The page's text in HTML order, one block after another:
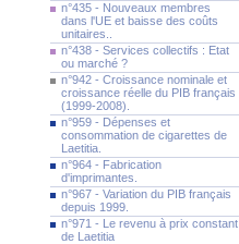
n°435 - Nouveaux membres
dans l'UE et baisse des coûts
unitaires..
n°438 - Services collectifs : Etat
ou marché ?
n°942 - Croissance nominale et
croissance réelle du PIB français
(1999-2008).
n°959 - Dépenses et
consommation de cigarettes de
Laetitia.
n°964 - Fabrication
d'imprimantes.
n°967 - Variation du PIB français
depuis 1999.
n°971 - Le revenu à prix constant
de Laetitia